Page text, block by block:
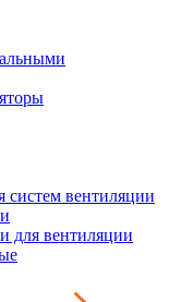
вентиляции
для вентиляции